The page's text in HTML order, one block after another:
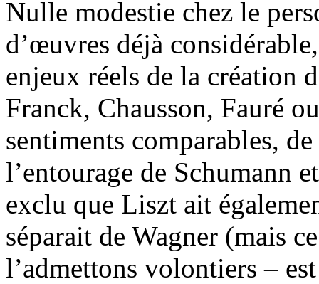
Nulle modestie chez le
d’œuvres déjà
enjeux réels de la création
Franck, Chausson, Fauré
sentiments comparables,
l’entourage de Schumann
exclu que Liszt ait
séparait de Wagner (mais
l’admettons volontiers –